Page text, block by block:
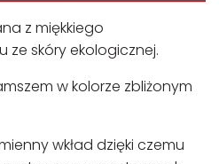
z miękkiego
ze skóry ekologicznej.
w kolorze zbliżonym
wkład dzięki czemu